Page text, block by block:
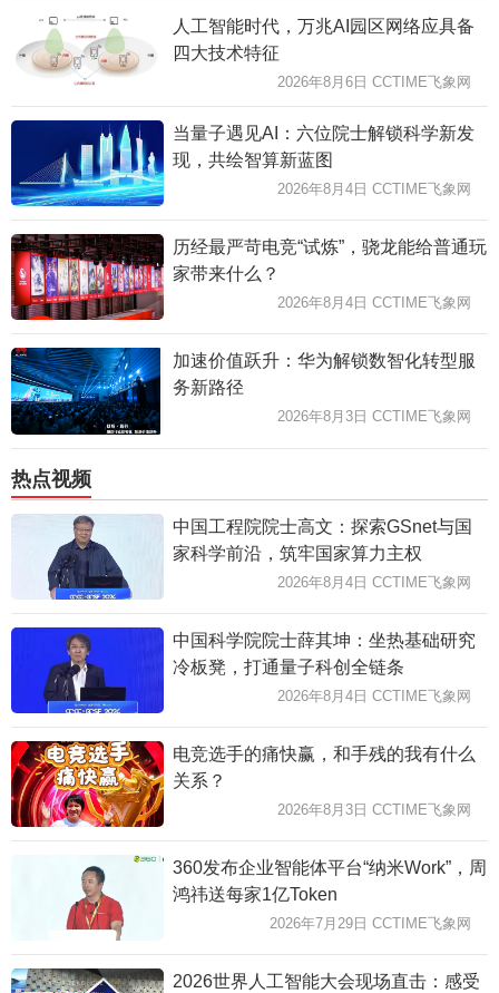
人工智能时代，万兆AI园区网络应具备
四大技术特征
2026年8月6日 CCTIME飞象网
当量子遇见AI：六位院士解锁科学新发
现，共绘智算新蓝图
2026年8月4日 CCTIME飞象网
历经最严苛电竞“试炼”，骁龙能给普通玩
家带来什么？
2026年8月4日 CCTIME飞象网
加速价值跃升：华为解锁数智化转型服
务新路径
2026年8月3日 CCTIME飞象网
热点视频
中国工程院院士高文：探索GSnet与国
家科学前沿，筑牢国家算力主权
2026年8月4日 CCTIME飞象网
中国科学院院士薛其坤：坐热基础研究
冷板凳，打通量子科创全链条
2026年8月4日 CCTIME飞象网
电竞选手的痛快赢，和手残的我有什么
关系？
2026年8月3日 CCTIME飞象网
360发布企业智能体平台“纳米Work”，周
鸿祎送每家1亿Token
2026年7月29日 CCTIME飞象网
2026世界人工智能大会现场直击：感受